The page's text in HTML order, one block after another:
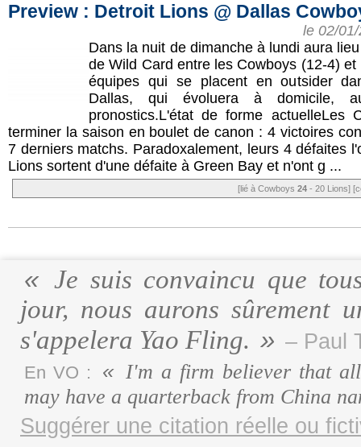
Preview : Detroit Lions @ Dallas
le 02/
Dans la nuit de dimanche à lundi aura
de Wild Card entre les Cowboys (12-4)
équipes qui se placent en outsider
Dallas, qui évoluera à domicile,
pronostics.L'état de forme actuelleLes
terminer la saison en boulet de canon : 4 victoires
7 derniers matchs. Paradoxalement, leurs 4 défaites
Lions sortent d'une défaite à Green Bay et n'ont g ...
[lié à Cowboys 24 - 20 Lions]
Je suis convaincu que
jour, nous aurons sûrement
s'appelera Yao Fling.
– Paul
En VO :
I'm a firm believer that
may have a quarterback from China
Suggérer une citation réelle ou